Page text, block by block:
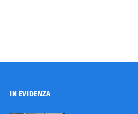
IN EVIDENZA